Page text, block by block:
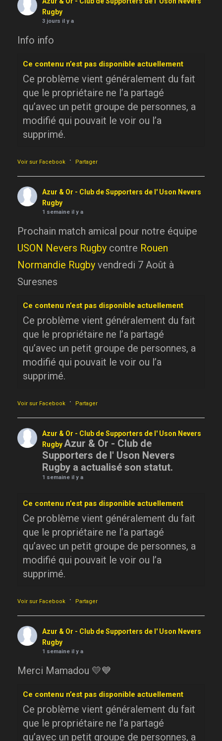
Rugby
3 jours il y a
Info info
Ce contenu n’est pas disponible actuellement
Ce problème vient généralement du fait
que le propriétaire ne l’a partagé
qu’avec un petit groupe de personnes, a
modifié qui pouvait le voir ou l’a
supprimé.
Voir sur Facebook · Partager
Azur & Or - Club de Supporters de l' Uson Nevers
Rugby
1 semaine il y a
Prochain match amical pour notre équipe
USON Nevers Rugby contre Rouen
Normandie Rugby vendredi 7 Août à
Suresnes
Ce contenu n’est pas disponible actuellement
Ce problème vient généralement du fait
que le propriétaire ne l’a partagé
qu’avec un petit groupe de personnes, a
modifié qui pouvait le voir ou l’a
supprimé.
Voir sur Facebook · Partager
Azur & Or - Club de Supporters de l' Uson Nevers
RugbyAzur & Or - Club de
Supporters de l' Uson Nevers
Rugby a actualisé son statut.
1 semaine il y a
Ce contenu n’est pas disponible actuellement
Ce problème vient généralement du fait
que le propriétaire ne l’a partagé
qu’avec un petit groupe de personnes, a
modifié qui pouvait le voir ou l’a
supprimé.
Voir sur Facebook · Partager
Azur & Or - Club de Supporters de l' Uson Nevers
Rugby
1 semaine il y a
Merci Mamadou 💛💙
Ce contenu n’est pas disponible actuellement
Ce problème vient généralement du fait
que le propriétaire ne l’a partagé
qu’avec un petit groupe de personnes, a